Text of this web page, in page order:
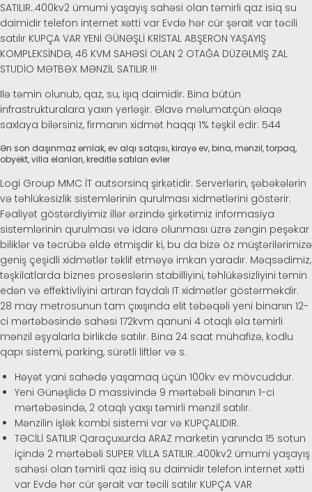
SATILIR..400kv2 ümumi yaşayış sahəsi olan təmirli qaz isiq su
daimidir telefon internet xətti var Evdə hər cür şərait var təcili
satılır KUPÇA VAR YENİ GÜNƏŞLİ KRİSTAL ABŞERON YAŞAYIŞ
KOMPLEKSİNDƏ, 46 KVM SAHƏSİ OLAN 2 OTAĞA DÜZƏLMİŞ ZAL
STUDİO MƏTBƏX MƏNZİL SATILIR !!!
Ilə təmin olunub, qaz, su, işıq daimidir. Bina bütün
infrastrukturalara yaxın yerləşir. Əlavə məlumatçün əlaqə
saxlaya bilərsiniz, firmanın xidmət haqqı 1% təşkil edir. 544
Ən son daşınmaz əmlak, ev alqı satqısı, kirayə ev, bina, mənzil, torpaq,
obyekt, villa elanları, kreditlə satılan evler
Logi Group MMC İT autsorsinq şirkətidir. Serverlərin, şəbəkələrin
və təhlükəsizlik sistemlərinin qurulması xidmətlərini göstərir.
Fəaliyət göstərdiyimiz illər ərzində şirkətimiz informasiya
sistemlərinin qurulması və idarə olunması üzrə zəngin peşəkar
biliklər və təcrübə əldə etmişdir ki, bu da bizə öz müştərilərimizə
geniş çeşidli xidmətlər təklif etməyə imkan yaradır. Məqsədimiz,
təşkilatlarda biznes proseslərin stabilliyini, təhlükəsizliyini təmin
edən və effektivliyini artıran faydalı IT xidmətlər göstərməkdir.
28 may metrosunun tam çıxışında elit təbəqəli yeni binanın 12-
ci mərtəbəsində sahəsi 172kvm qanuni 4 otaqlı əla təmirli
mənzil əşyalarla birlikdə satılır. Bina 24 saat mühafizə, kodlu
qapı sistemi, parking, sürətli liftlər və s.
Həyət yani sahədə yaşamaq üçün 100kv ev mövcuddur.
Yeni Günəşlidə D massivində 9 mərtəbəli binanın 1-ci
mərtəbəsində, 2 otaqlı yaxşı təmirli mənzil satılır.
Mənzilin işlək kombi sistemi var və KUPÇALIDIR.
TƏCİLİ SATILIR Qaraçuxurda ARAZ marketin yanında 15 sotun
içində 2 mərtəbəli SUPER VİLLA SATILIR..400kv2 ümumi yaşayış
sahəsi olan təmirli qaz isiq su daimidir telefon internet xətti
var Evdə hər cür şərait var təcili satılır KUPÇA VAR